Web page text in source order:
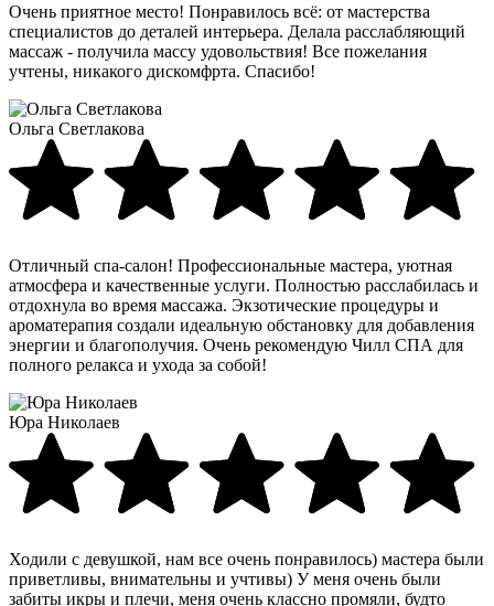
Очень приятное место! Понравилось всё: от мастерства
специалистов до деталей интерьера. Делала расслабляющий
массаж - получила массу удовольствия! Все пожелания
учтены, никакого дискомфрта. Спасибо!
Ольга Светлакова
Отличный спа-салон! Профессиональные мастера, уютная
атмосфера и качественные услуги. Полностью расслабилась и
отдохнула во время массажа. Экзотические процедуры и
ароматерапия создали идеальную обстановку для добавления
энергии и благополучия. Очень рекомендую Чилл СПА для
полного релакса и ухода за собой!
Юра Николаев
Ходили с девушкой, нам все очень понравилось) мастера были
приветливы, внимательны и учтивы) У меня очень были
забиты икры и плечи, меня очень классно промяли, будто